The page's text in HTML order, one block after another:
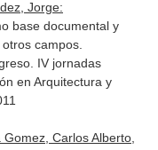
Jorge:
base documental y
campos.
IV jornadas
en Arquitectura y
Carlos Alberto,